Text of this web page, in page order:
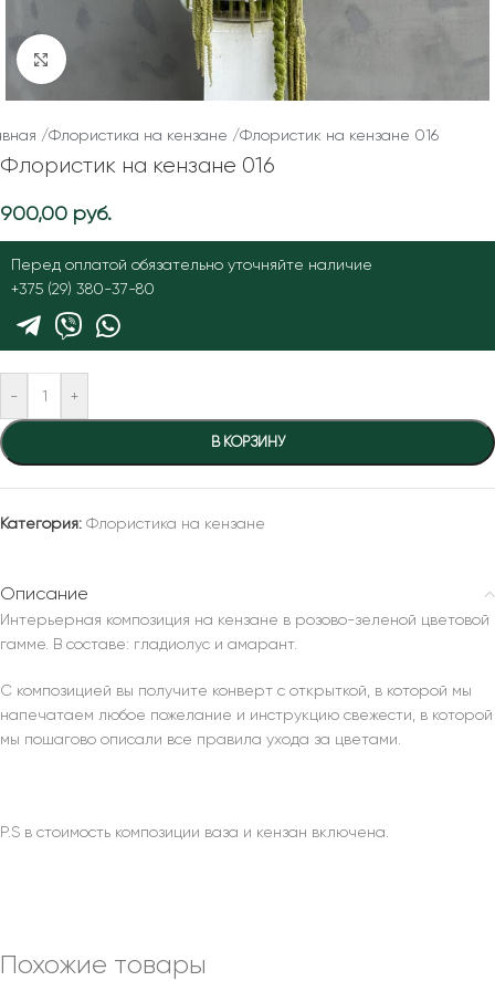
Нажмите, чтобы увеличить
/Флористика на кензане /Флористик на кензане 016
Флористик на кензане 016
900,00 руб.
Перед оплатой обязательно уточняйте наличие
+375 (29) 380-37-80
- +
В КОРЗИНУ
Категория: Флористика на кензане
Описание
Интерьерная композиция на кензане в розово-зеленой цветовой
гамме. В составе: гладиолус и амарант.
С композицией вы получите конверт с открыткой, в которой мы
напечатаем любое пожелание и инструкцию свежести, в которой
мы пошагово описали все правила ухода за цветами.
P.S в стоимость композиции ваза и кензан включена.
Похожие товары